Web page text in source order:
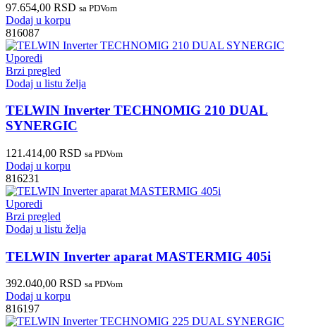
97.654,00 RSD sa PDVom
Dodaj u korpu
816087
Uporedi
Brzi pregled
Dodaj u listu želja
TELWIN Inverter TECHNOMIG 210 DUAL
SYNERGIC
121.414,00 RSD sa PDVom
Dodaj u korpu
816231
Uporedi
Brzi pregled
Dodaj u listu želja
TELWIN Inverter aparat MASTERMIG 405i
392.040,00 RSD sa PDVom
Dodaj u korpu
816197